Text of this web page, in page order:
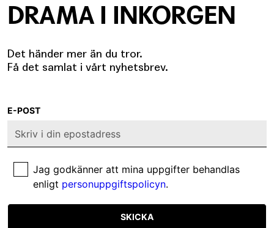
DRAMA I INKORGEN
Det händer mer än du tror.
Få det samlat i vårt nyhetsbrev.
E-POST
Jag godkänner att mina uppgifter behandlas
enligt personuppgiftspolicyn.
SKICKA